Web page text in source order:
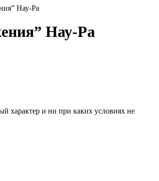
Нау-Ра
Нау-Ра
характер и ни при каких условиях не